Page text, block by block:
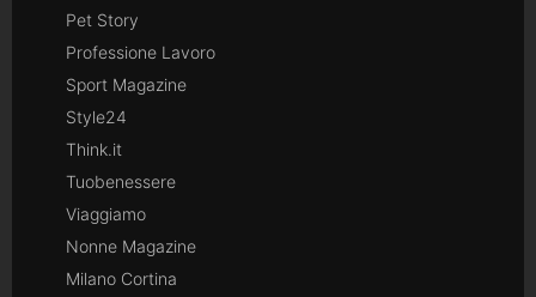
Pet Story
Professione Lavoro
Sport Magazine
Style24
Think.it
Tuobenessere
Viaggiamo
Nonne Magazine
Milano Cortina